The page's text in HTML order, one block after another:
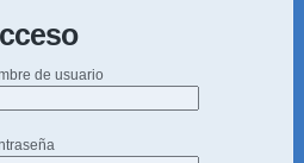
de usuario